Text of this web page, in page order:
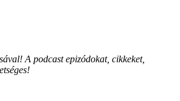
A podcast epizódokat, cikkeket,